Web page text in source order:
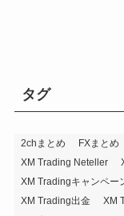
タグ
2chまとめ FXまとめ
XM Trading Neteller
XM Tradingキャンペー
XM Trading出金
XM